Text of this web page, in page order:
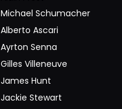
Michael Schumacher
Alberto Ascari
Ayrton Senna
Gilles Villeneuve
James Hunt
Jackie Stewart